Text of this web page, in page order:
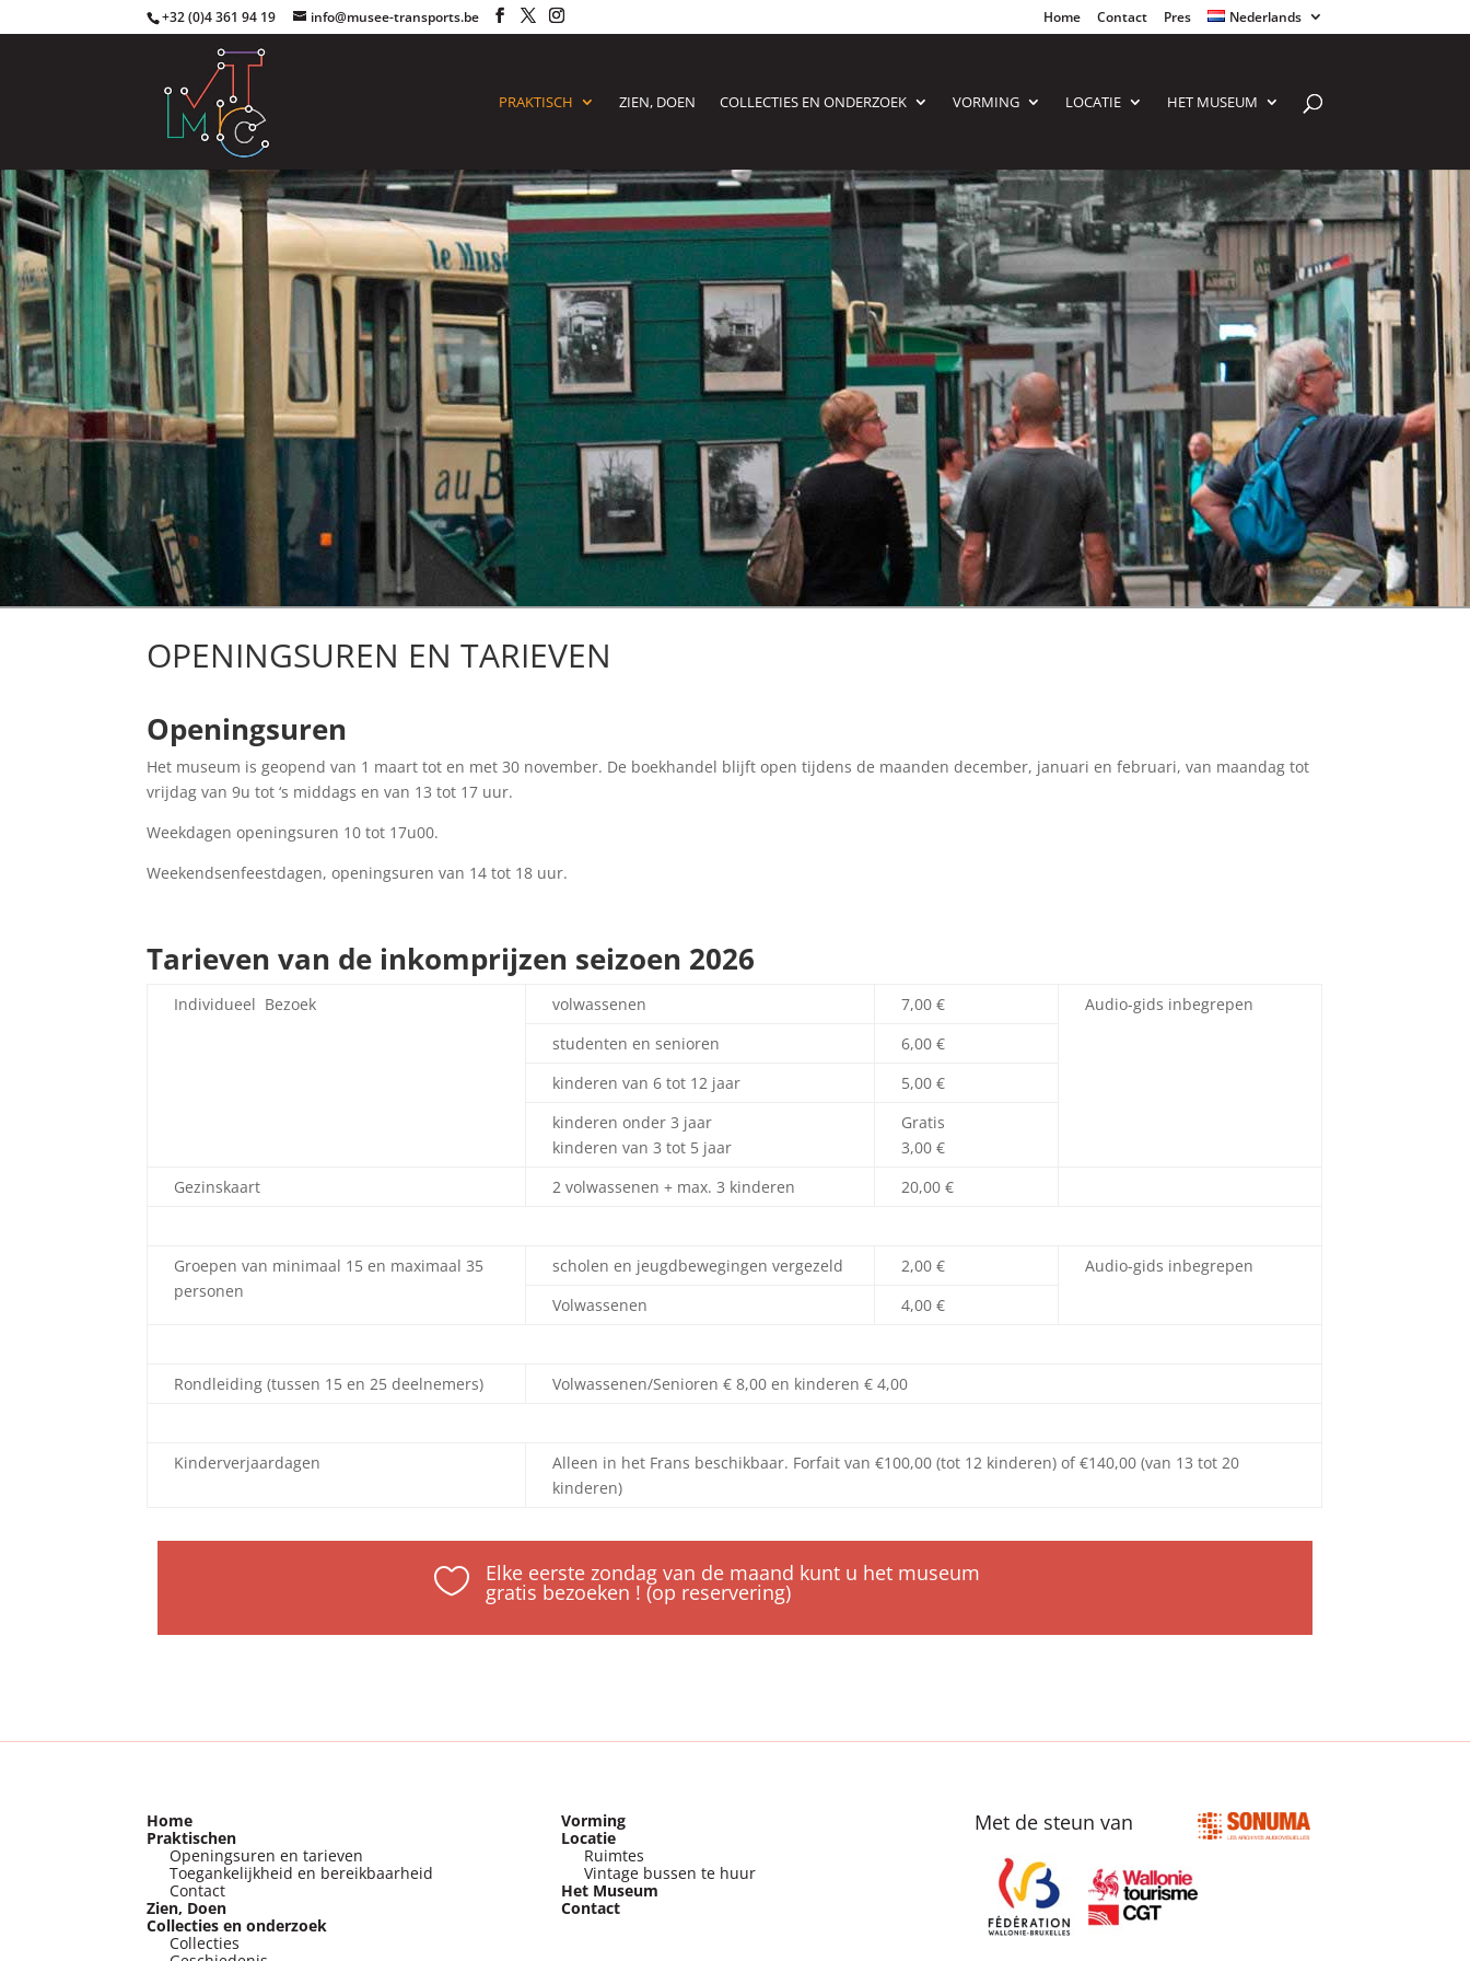
+32 (0)4 361 94 19 info@musee-transports.be Home Contact Pres Nederlands
PRAKTISCH ZIEN, DOEN COLLECTIES EN ONDERZOEK VORMING LOCATIE HET MUSEUM
OPENINGSUREN EN TARIEVEN
Openingsuren
Het museum is geopend van 1 maart tot en met 30 november. De boekhandel blijft open tijdens de maanden december, januari en februari, van maandag tot
vrijdag van 9u tot ‘s middags en van 13 tot 17 uur.
Weekdagen openingsuren 10 tot 17u00.
Weekendsenfeestdagen, openingsuren van 14 tot 18 uur.
Tarieven van de inkomprijzen seizoen 2026
Individueel Bezoek volwassenen 7,00 €
Audio-gids inbegrepen
studenten en senioren
6,00 €
kinderen van 6 tot 12 jaar
5,00 €
kinderen onder 3 jaar
kinderen van 3 tot 5 jaar
Gratis
3,00 €
Gezinskaart
2 volwassenen + max. 3 kinderen 20,00 €
Groepen van minimaal 15 en maximaal 35
personen
scholen en jeugdbewegingen vergezeld 2,00 €
Audio-gids inbegrepen
Volwassenen
4,00 €
Rondleiding (tussen 15 en 25 deelnemers) Volwassenen/Senioren € 8,00 en kinderen € 4,00
Kinderverjaardagen
Alleen in het Frans beschikbaar. Forfait van €100,00 (tot 12 kinderen) of €140,00 (van 13 tot 20
kinderen)
 Elke eerste zondag van de maand kunt u het museum
gratis bezoeken ! (op reservering)
Home
Praktischen
Openingsuren en tarieven
Toegankelijkheid en bereikbaarheid
Contact
Zien, Doen
Collecties en onderzoek
Collecties
Vorming
Locatie
Ruimtes
Vintage bussen te huur
Het Museum
Contact
Met de steun van